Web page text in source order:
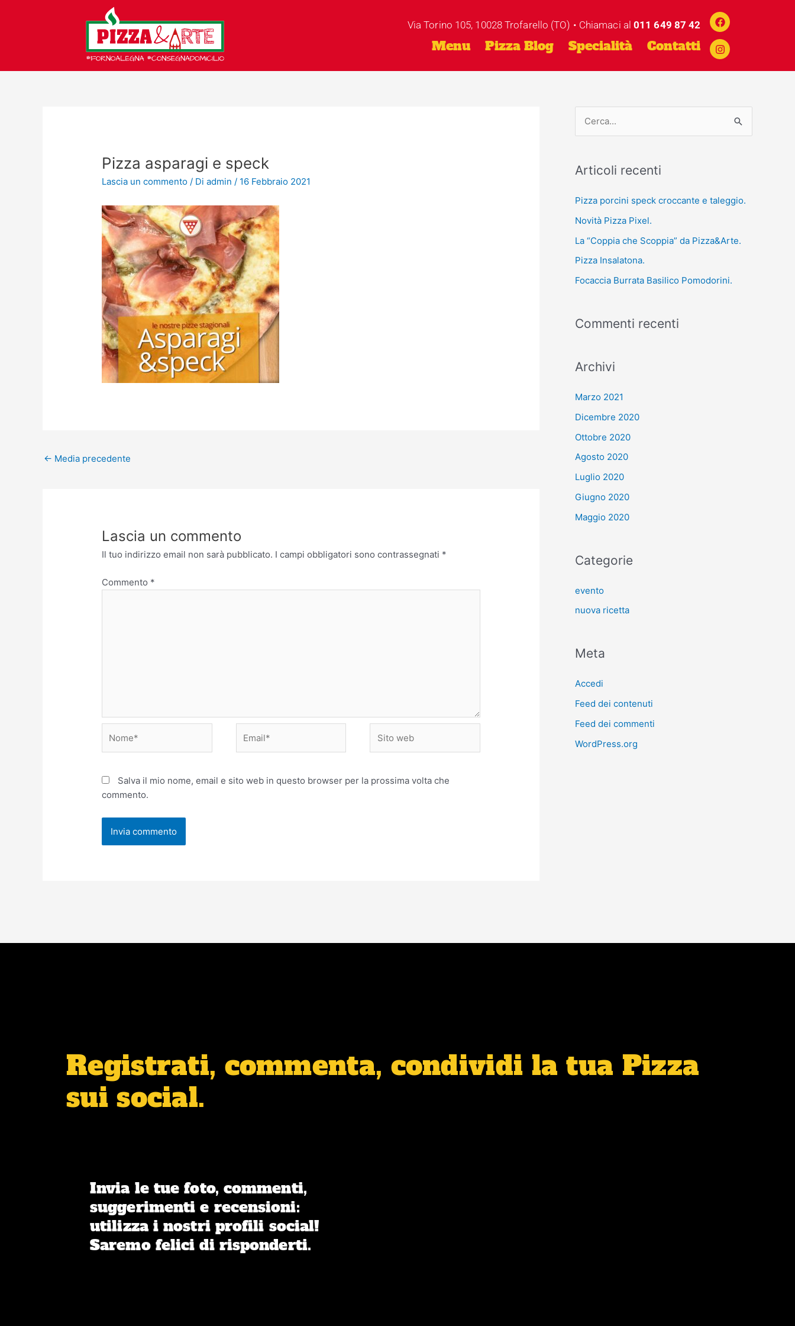
Via Torino 105, 10028 Trofarello (TO) • Chiamaci al 011 649 87 42
Menu Pizza Blog Specialità Contatti
Facebook
Instagram
Pizza asparagi e speck
Lascia un commento / Diadmin/ 16 Febbraio 2021
← Media precedente
Lascia un commento
Il tuo indirizzo email non sarà pubblicato. I campi obbligatori sono contrassegnati *
Commento *
web
Salva il mio nome, email e sito web in questo browser per la prossima volta che
commento.
c
a
Articoli recenti
Pizza porcini speck croccante e taleggio.
Novità Pizza Pixel.
La “Coppia che Scoppia” da Pizza&Arte.
Pizza Insalatona.
Focaccia Burrata Basilico Pomodorini.
Commenti recenti
Archivi
Marzo 2021
Dicembre 2020
Ottobre 2020
Agosto 2020
Luglio 2020
Giugno 2020
Maggio 2020
Categorie
evento
nuova ricetta
Meta
Accedi
Feed dei contenuti
Feed dei commenti
WordPress.org
Registrati, commenta, condividi la tua Pizza
sui social.
Invia le tue foto, commenti,
suggerimenti e recensioni:
utilizza i nostri profili social!
Saremo felici di risponderti.